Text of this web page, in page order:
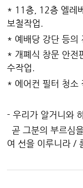
* 11층, 12층 엘레
보철작업.
* 예배당 강단 등의
* 개폐식 창문 안전
수작업.
* 에어컨 필터 청소
- 우리가 알거니와
곧 그분의 부르심
여 선을 이루니라 /